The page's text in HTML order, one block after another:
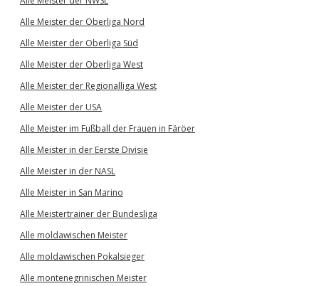
Alle Meister der Oberliga Nord
Alle Meister der Oberliga Süd
Alle Meister der Oberliga West
Alle Meister der Regionalliga West
Alle Meister der USA
Alle Meister im Fußball der Frauen in Färöer
Alle Meister in der Eerste Divisie
Alle Meister in der NASL
Alle Meister in San Marino
Alle Meistertrainer der Bundesliga
Alle moldawischen Meister
Alle moldawischen Pokalsieger
Alle montenegrinischen Meister